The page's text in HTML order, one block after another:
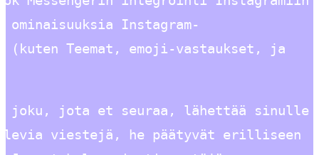
Instagram-
Teemat, emoji-vastaukset, ja
joku, jota et seuraa, lähettää sinulle
viestejä, he päätyvät erilliseen